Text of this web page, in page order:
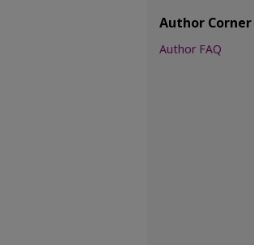
Author Corner
Author FAQ